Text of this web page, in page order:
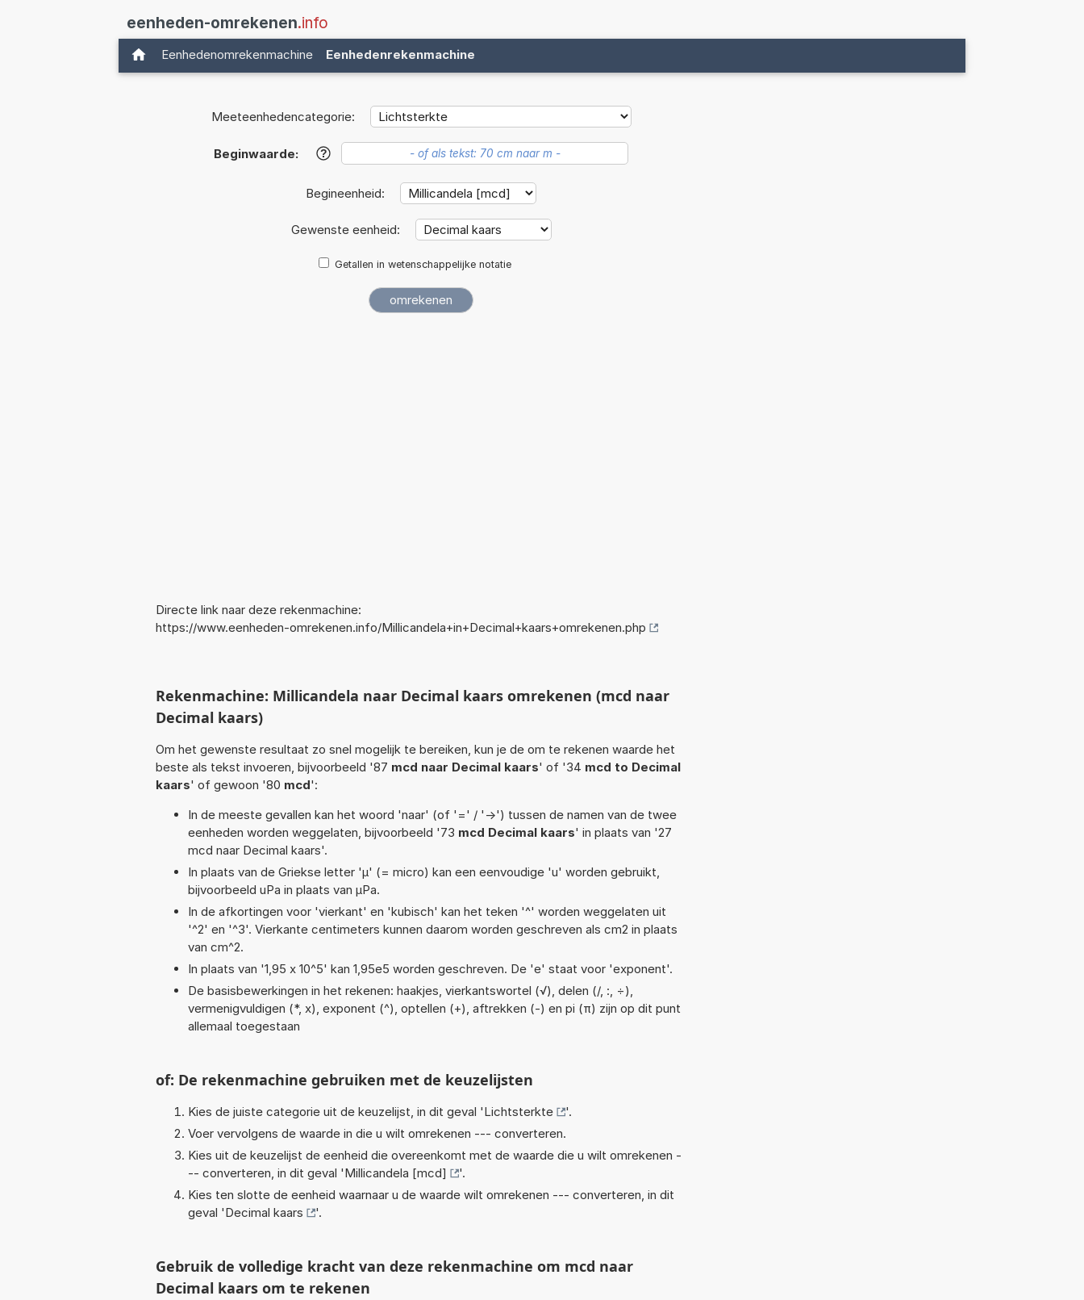
eenheden-omrekenen.info
Eenhedenomrekenmachine Eenhedenrekenmachine
Meeteenhedencategorie:
Beginwaarde: ?
Begineenheid:
Gewenste eenheid:
Getallen in wetenschappelijke notatie
Directe link naar deze rekenmachine:
https://www.eenheden-omrekenen.info/Millicandela+in+Decimal+kaars+omrekenen.php
Rekenmachine: Millicandela naar Decimal kaars omrekenen (mcd naar
Decimal kaars)
Om het gewenste resultaat zo snel mogelijk te bereiken, kun je de om te rekenen waarde het
beste als tekst invoeren, bijvoorbeeld '87 mcd naar Decimal kaars' of '34 mcd to Decimal
kaars' of gewoon '80 mcd':
In de meeste gevallen kan het woord 'naar' (of '=' / '->') tussen de namen van de twee
eenheden worden weggelaten, bijvoorbeeld '73 mcd Decimal kaars' in plaats van '27
mcd naar Decimal kaars'.
In plaats van de Griekse letter 'µ' (= micro) kan een eenvoudige 'u' worden gebruikt,
bijvoorbeeld uPa in plaats van µPa.
In de afkortingen voor 'vierkant' en 'kubisch' kan het teken '^' worden weggelaten uit
'^2' en '^3'. Vierkante centimeters kunnen daarom worden geschreven als cm2 in plaats
van cm^2.
In plaats van '1,95 x 10^5' kan 1,95e5 worden geschreven. De 'e' staat voor 'exponent'.
De basisbewerkingen in het rekenen: haakjes, vierkantswortel (√), delen (/, :, ÷),
vermenigvuldigen (*, x), exponent (^), optellen (+), aftrekken (-) en pi (π) zijn op dit punt
allemaal toegestaan
of: De rekenmachine gebruiken met de keuzelijsten
Kies de juiste categorie uit de keuzelijst, in dit geval 'Lichtsterkte
'.
Voer vervolgens de waarde in die u wilt omrekenen --- converteren.
Kies uit de keuzelijst de eenheid die overeenkomt met de waarde die u wilt omrekenen -
-- converteren, in dit geval 'Millicandela [mcd]
'.
Kies ten slotte de eenheid waarnaar u de waarde wilt omrekenen --- converteren, in dit
geval 'Decimal kaars '.
Gebruik de volledige kracht van deze rekenmachine om mcd naar
Decimal kaars om te rekenen